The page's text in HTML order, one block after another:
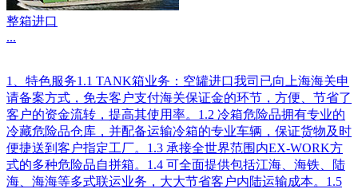
整箱进口
...
1、特色服务1.1 TANK箱业务：空罐进口我司已向上海海关申
请备案方式，免去客户支付海关保证金的环节，方便、节省了
客户的资金流转，提高其使用率。1.2 冷箱危险品拥有专业的
冷藏危险品仓库，并配备运输冷箱的专业车辆，保证货物及时
便捷送到客户指定工厂。1.3 承接全世界范围内EX-WORK方
式的多种危险品自拼箱。1.4 可全面提供包括江海、海铁、陆
海、海海等多式联运业务，大大节省客户内陆运输成本。1.5